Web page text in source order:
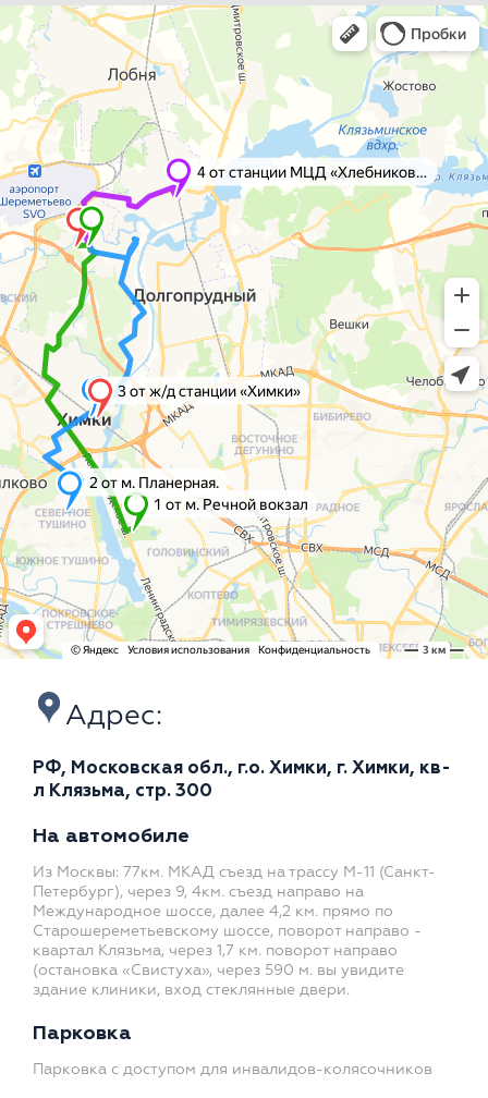
Адрес:
РФ, Московская обл., г.о. Химки, г. Химки, кв-
л Клязьма, стр. 300
На автомобиле
Из Москвы: 77км. МКАД съезд на трассу М-11 (Санкт-
Петербург), через 9, 4км. съезд направо на
Международное шоссе, далее 4,2 км. прямо по
Старошереметьевскому шоссе, поворот направо -
квартал Клязьма, через 1,7 км. поворот направо
(остановка «Свистуха», через 590 м. вы увидите
здание клиники, вход стеклянные двери.
Парковка
Парковка с доступом для инвалидов-колясочников